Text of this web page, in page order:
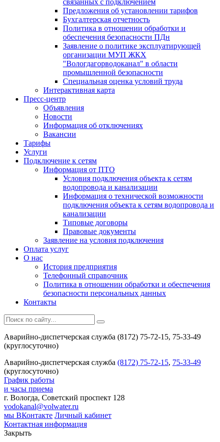
Предложения об установлении тарифов
Бухгалтерская отчетность
Политика в отношении обработки и
обеспечения безопасности ПДн
Заявление о политике эксплуатирующей
организации МУП ЖКХ
"Вологдагорводоканал" в области
промышленной безопасности
Специальная оценка условий труда
Интерактивная карта
Пресс-центр
Объявления
Новости
Информация об отключениях
Вакансии
Тарифы
Услуги
Подключение к сетям
Информация от ПТО
Условия подключения объекта к сетям
водопровода и канализации
Информация о технической возможности
подключения объекта к сетям водопровода и
канализации
Типовые договоры
Правовые документы
Заявление на условия подключения
Оплата услуг
О нас
История предприятия
Телефонный справочник
Политика в отношении обработки и обеспечения
безопасности персональных данных
Контакты
Аварийно-диспетчерская служба (8172) 75-72-15, 75-33-49
(круглосуточно)
Аварийно-диспетчерская служба (8172) 75-72-15, 75-33-49
(круглосуточно)
График работы
и часы приема
г. Вологда, Советский проспект 128
vodokanal@volwater.ru
мы ВКонтакте Личный кабинет
Контактная информация
Закрыть